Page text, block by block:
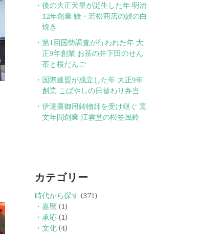
後の大正天皇が誕生した年 明治
12年創業 鰻・若松商店の鰻の白
焼き
第1回国勢調査が行われた年 大
正9年創業 お茶の井下田のせん
茶と桜だんご
国際連盟が成立した年 大正9年
創業 こばやしの日替わり弁当
伊達藩御用鋳物師を受け継ぐ 寛
文年間創業 江雲堂の松笠風鈴
カテゴリー
時代から探す (371)
・嘉暦(1)
・承応(1)
・文化(4)